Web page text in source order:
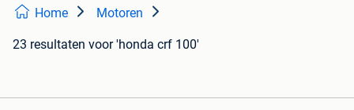
Home Motoren
23 resultaten voor 'honda crf 100'